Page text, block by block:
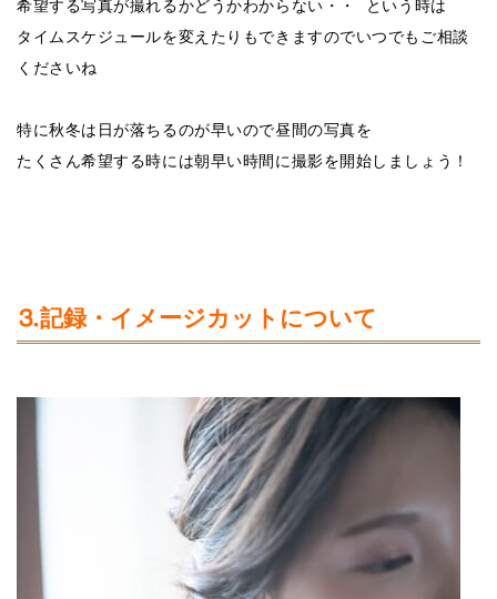
希望する写真が撮れるかどうかわからない・・ という時は
タイムスケジュールを変えたりもできますのでいつでもご相談
くださいね
特に秋冬は日が落ちるのが早いので昼間の写真を
たくさん希望する時には朝早い時間に撮影を開始しましょう！
⒊記録・イメージカットについて